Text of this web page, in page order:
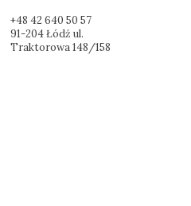
+48 42 640 50 57
91-204 Łódź ul.
Traktorowa 148/158